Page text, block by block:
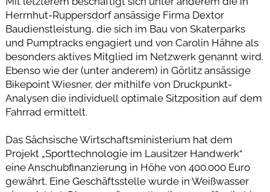
Herrnhut-Ruppersdorf ansässige Firma Dextor
Baudienstleistung, die sich im Bau von Skaterparks
und Pumptracks engagiert und von Carolin Hähne als
besonders aktives Mitglied im Netzwerk genannt wird.
Ebenso wie der (unter anderem) in Görlitz ansässige
Bikepoint Wiesner, der mithilfe von Druckpunkt-
Analysen die individuell optimale Sitzposition auf dem
Fahrrad ermittelt.
Das Sächsische Wirtschaftsministerium hat dem
Projekt „Sporttechnologie im Lausitzer Handwerk“
eine Anschubfinanzierung in Höhe von 400.000 Euro
gewährt. Eine Geschäftsstelle wurde in Weißwasser